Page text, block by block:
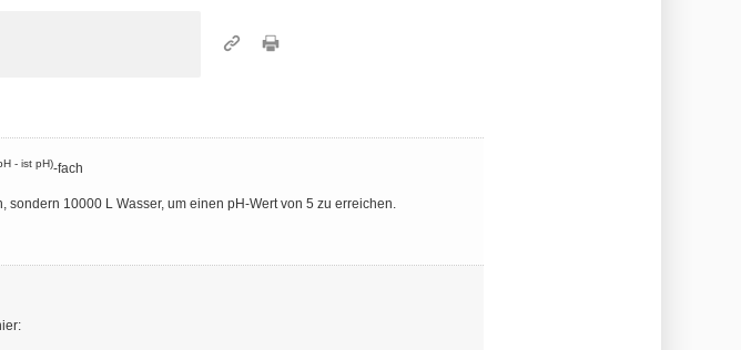
- ist pH)-fach
10000 L Wasser, um einen pH-Wert von 5 zu erreichen.